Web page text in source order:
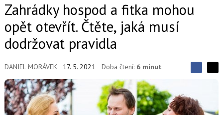
Zahrádky hospod a fitka mohou
opět otevřít. Čtěte, jaká musí
dodržovat pravidla
DANIEL MORÁVEK 17. 5. 2021 Doba čtení: 6 minut
S
í
l
S
e
j
j